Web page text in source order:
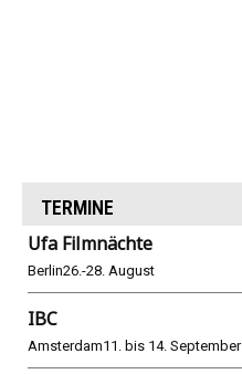
TERMINE
Ufa Filmnächte
Berlin26.-28. August
IBC
Amsterdam11. bis 14. September